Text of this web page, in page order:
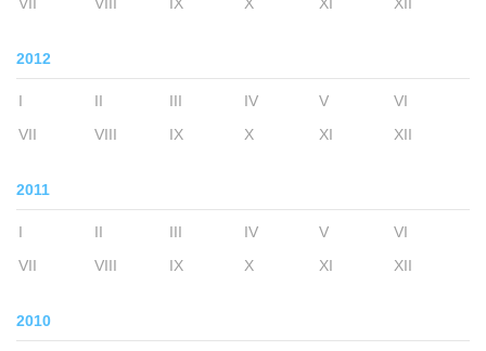
2012
I II III IV V
VI
VII
VIII IX X XI XII
2011
I II III IV V
VI
VII
VIII IX X XI XII
2010